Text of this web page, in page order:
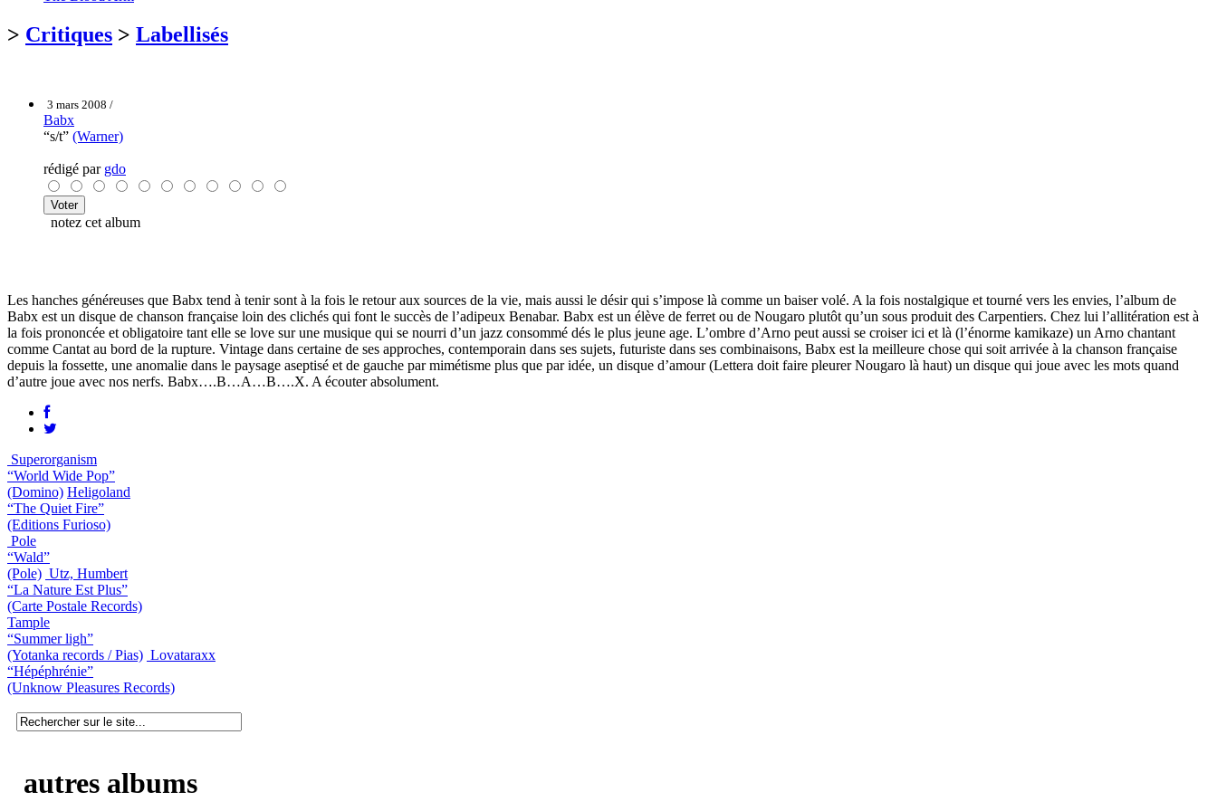
> Critiques > Labellisés
3 mars 2008 /
Babx
“s/t” (Warner)
rédigé par gdo
notez cet album
Les hanches généreuses que Babx tend à tenir sont à la fois le retour aux sources de la vie, mais aussi le désir qui s’impose là comme un baiser volé. A la fois nostalgique et tourné vers les envies, l’album de
Babx est un disque de chanson française loin des clichés qui font le succès de l’adipeux Benabar. Babx est un élève de ferret ou de Nougaro plutôt qu’un sous produit des Carpentiers. Chez lui l’allitération est à
la fois prononcée et obligatoire tant elle se love sur une musique qui se nourri d’un jazz consommé dés le plus jeune age. L’ombre d’Arno peut aussi se croiser ici et là (l’énorme kamikaze) un Arno chantant
comme Cantat au bord de la rupture. Vintage dans certaine de ses approches, contemporain dans ses sujets, futuriste dans ses combinaisons, Babx est la meilleure chose qui soit arrivée à la chanson française
depuis la fossette, une anomalie dans le paysage aseptisé et de gauche par mimétisme plus que par idée, un disque d’amour (Lettera doit faire pleurer Nougaro là haut) un disque qui joue avec les mots quand
d’autre joue avec nos nerfs. Babx….B…A…B….X. A écouter absolument.
Superorganism
“World Wide Pop”
(Domino) Heligoland
“The Quiet Fire”
(Editions Furioso)
Pole
“Wald”
(Pole) Utz, Humbert
“La Nature Est Plus”
(Carte Postale Records)
Tample
“Summer ligh”
(Yotanka records / Pias) Lovataraxx
“Hépéphrénie”
(Unknow Pleasures Records)
autres albums